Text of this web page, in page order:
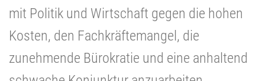
mit Politik und Wirtschaft gegen die hohen
Kosten, den Fachkräftemangel, die
zunehmende Bürokratie und eine anhaltend